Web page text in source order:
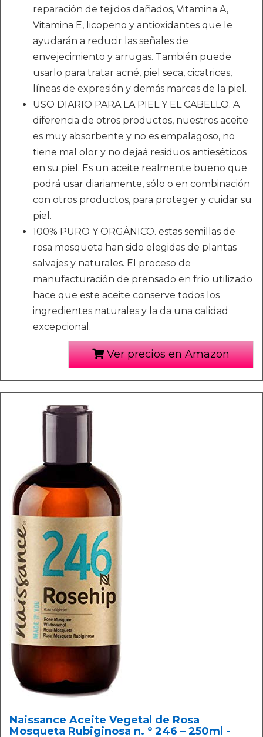
reparación de tejidos dañados, Vitamina A,
Vitamina E, licopeno y antioxidantes que le
ayudarán a reducir las señales de
envejecimiento y arrugas. También puede
usarlo para tratar acné, piel seca, cicatrices,
líneas de expresión y demás marcas de la piel.
USO DIARIO PARA LA PIEL Y EL CABELLO. A
diferencia de otros productos, nuestros aceite
es muy absorbente y no es empalagoso, no
tiene mal olor y no dejaá residuos antieséticos
en su piel. Es un aceite realmente bueno que
podrá usar diariamente, sólo o en combinación
con otros productos, para proteger y cuidar su
piel.
100% PURO Y ORGÁNICO. estas semillas de
rosa mosqueta han sido elegidas de plantas
salvajes y naturales. El proceso de
manufacturación de prensado en frío utilizado
hace que este aceite conserve todos los
ingredientes naturales y la da una calidad
excepcional.
Ver precios en Amazon
Naissance Aceite Vegetal de Rosa
Mosqueta Rubiginosa n. º 246 – 250ml -